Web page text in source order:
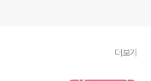
더보기